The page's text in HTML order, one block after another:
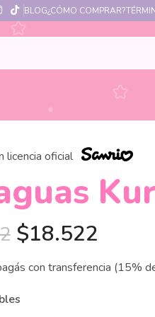
BLOG¿CÓMO COMPRAR?
licencia oficial
$18.522
con transferencia (15%